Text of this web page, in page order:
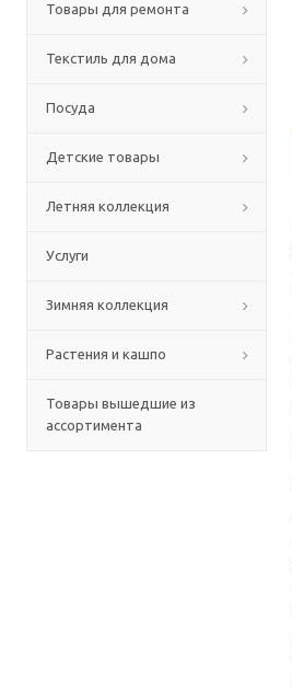
Товары для ремонта
Текстиль для дома
Посуда
Детские товары
Летняя коллекция
Услуги
Зимняя коллекция
Растения и кашпо
Товары вышедшие из
ассортимента